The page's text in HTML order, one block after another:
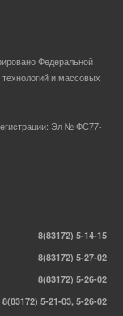
Федеральной
и массовых
Эл № ФС77-
8(83172) 5-14-15
8(83172) 5-27-02
8(83172) 5-26-02
8(83172) 5-21-03, 5-26-02